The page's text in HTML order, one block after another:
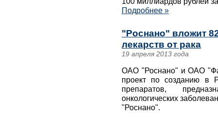
Подробнее »
"Роснано" вложит
лекарств от рака
19 апреля 2013 года
ОАО "Роснано" и ОАО
проект по созданию в
препаратов,
онкологических
"Роснано".